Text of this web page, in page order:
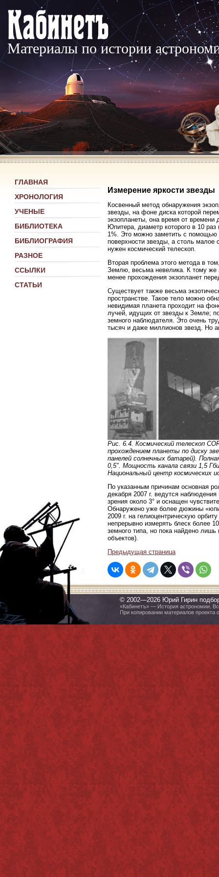
Материалы по истории
ГЛАВНАЯ
ХРОНОЛОГИЯ
УЧЕНЫЕ
БИБЛИОТЕКА
БИБЛИОГРАФИЯ
РАЗНОЕ
ССЫЛКИ
СТАТЬИ
Измерение яркости звезды
Косвенный метод обнаружения
звезды, на фоне диска которой
экзопланеты, она время от времени
Юпитера, диаметр которого в 10 раз
1%. Это можно заметить с помощью
поверхности звезды, а столь малое
нужен космический телескоп.
Вторая проблема этого метода в
Землю, весьма невелика. К тому же
менее прохождения экзопланет
Существует также весьма
пространстве. Такое тело можно
невидимая планета проходит на
лучей, идущих от звезды к Земле;
земного наблюдателя. Это очень
тысяч и даже миллионов звезд. Но
Рис. 6.4. Космический телескоп
прохождением планеты по диску
панелей солнечных батарей).
0,5″. Мощность канала связи 1,5
Национальный центр космических
По указанным причинам основная
декабря 2007 г. ведутся
зрения около 3° и оснащен
Обнаружено уже более дюжины
2009 г. на гелиоцентрическую
непрерывно измерять блеск более
земного типа, но пока найдено
объектов).
Предыдущая страница
© 2002—2026 Юрий Гирин
«Кабинетъ» — История астрономии.
При копировании материалов проекта